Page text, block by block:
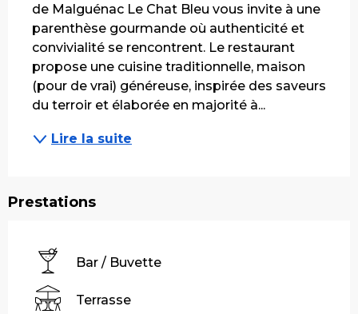
de Malguénac Le Chat Bleu vous invite à une
parenthèse gourmande où authenticité et
convivialité se rencontrent. Le restaurant
propose une cuisine traditionnelle, maison
(pour de vrai) généreuse, inspirée des saveurs
du terroir et élaborée en majorité à...
Lire la suite
Prestations
Bar / Buvette
Terrasse